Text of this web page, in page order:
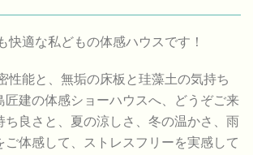
快適な私どもの体感ハウスです！
性能と、無垢の床板と珪藻土の気持ち
匠建の体感ショーハウスへ、どうぞご来
ち良さと、夏の涼しさ、冬の温かさ、雨
ご体感して、ストレスフリーを実感して